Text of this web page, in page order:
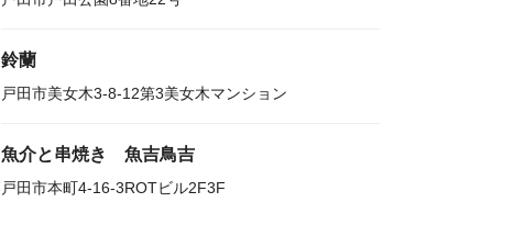
鈴蘭
戸田市美女木3-8-12第3美女木マンション
魚介と串焼き 魚吉鳥吉
戸田市本町4-16-3ROTビル2F3F